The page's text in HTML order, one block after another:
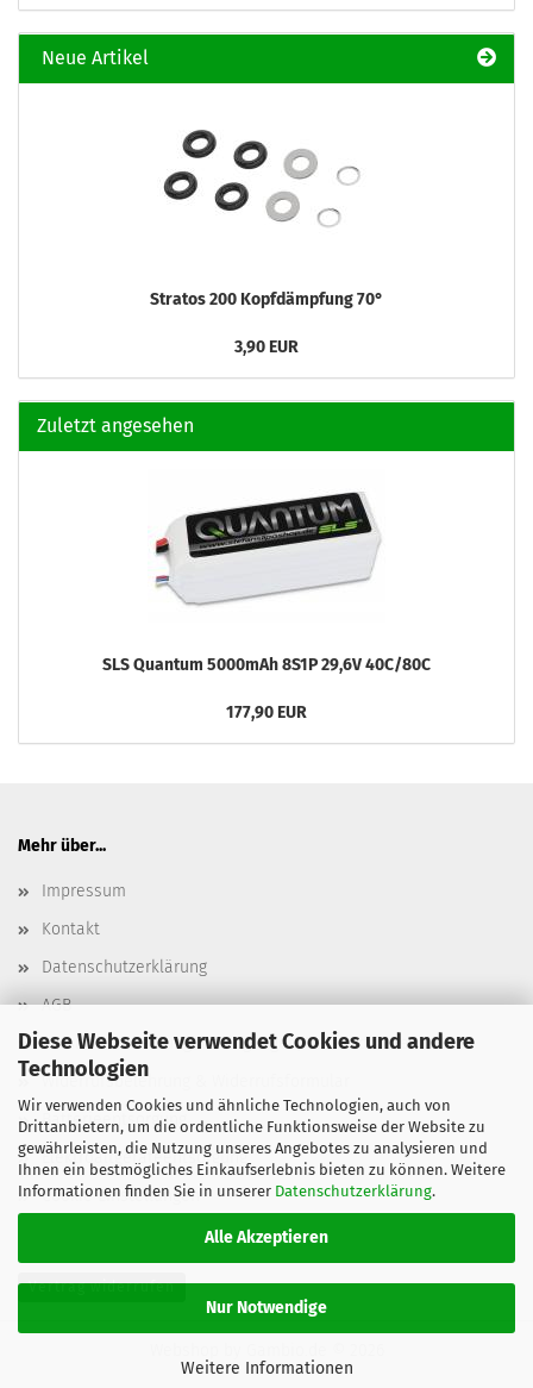
Diese Webseite verwendet Cookies und andere
Technologien
Wir verwenden Cookies und ähnliche Technologien, auch von
Drittanbietern, um die ordentliche Funktionsweise der Website zu
gewährleisten, die Nutzung unseres Angebotes zu analysieren und
Ihnen ein bestmögliches Einkaufserlebnis bieten zu können. Weitere
Informationen finden Sie in unserer Datenschutzerklärung.
Alle Akzeptieren
Nur Notwendige
Weitere Informationen
Neue Artikel
Stratos 200 Kopfdämpfung 70°
3,90 EUR
Zuletzt angesehen
SLS Quantum 5000mAh 8S1P 29,6V 40C/80C
177,90 EUR
Mehr über...
Impressum
Kontakt
Datenschutzerklärung
AGB
Versand- & Zahlungsbedingungen, Versandkosten
Widerrufsbelehrung & Widerrufsformular
Batterieentsorgung
Elektroaltgeräteentsorgung
Cookie Einstellungen
Vertrag widerrufen